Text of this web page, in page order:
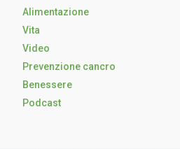
Alimentazione
Vita
Video
Prevenzione cancro
Benessere
Podcast